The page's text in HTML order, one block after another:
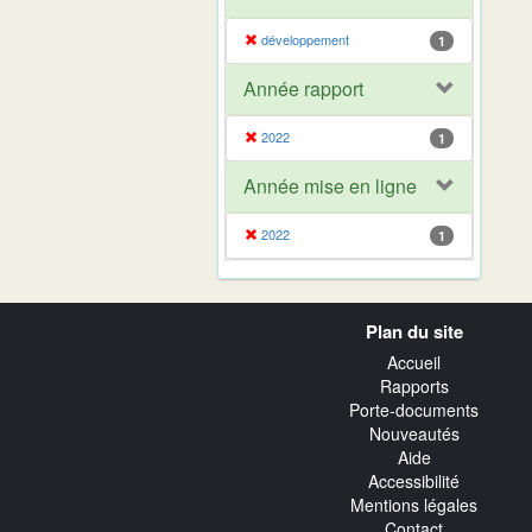
développement 1
Année rapport
2022 1
Année mise en ligne
2022 1
Plan du site
Accueil
Rapports
Porte-documents
Nouveautés
Aide
Accessibilité
Mentions légales